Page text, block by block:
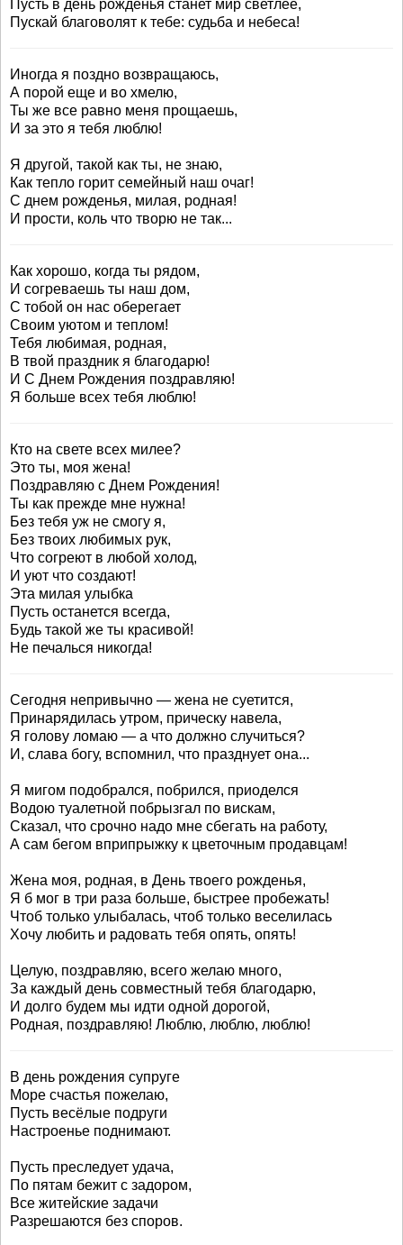
Пусть в день рожденья станет мир светлее,
Пускай благоволят к тебе: судьба и небеса!
Иногда я поздно возвращаюсь,
А порой еще и во хмелю,
Ты же все равно меня прощаешь,
И за это я тебя люблю!
Я другой, такой как ты, не знаю,
Как тепло горит семейный наш очаг!
С днем рожденья, милая, родная!
И прости, коль что творю не так...
Как хорошо, когда ты рядом,
И согреваешь ты наш дом,
С тобой он нас оберегает
Своим уютом и теплом!
Тебя любимая, родная,
В твой праздник я благодарю!
И С Днем Рождения поздравляю!
Я больше всех тебя люблю!
Кто на свете всех милее?
Это ты, моя жена!
Поздравляю с Днем Рождения!
Ты как прежде мне нужна!
Без тебя уж не смогу я,
Без твоих любимых рук,
Что согреют в любой холод,
И уют что создают!
Эта милая улыбка
Пусть останется всегда,
Будь такой же ты красивой!
Не печалься никогда!
Сегодня непривычно — жена не суетится,
Принарядилась утром, прическу навела,
Я голову ломаю — а что должно случиться?
И, слава богу, вспомнил, что празднует она...
Я мигом подобрался, побрился, приоделся
Водою туалетной побрызгал по вискам,
Сказал, что срочно надо мне сбегать на работу,
А сам бегом вприпрыжку к цветочным продавцам!
Жена моя, родная, в День твоего рожденья,
Я б мог в три раза больше, быстрее пробежать!
Чтоб только улыбалась, чтоб только веселилась
Хочу любить и радовать тебя опять, опять!
Целую, поздравляю, всего желаю много,
За каждый день совместный тебя благодарю,
И долго будем мы идти одной дорогой,
Родная, поздравляю! Люблю, люблю, люблю!
В день рождения супруге
Море счастья пожелаю,
Пусть весёлые подруги
Настроенье поднимают.
Пусть преследует удача,
По пятам бежит с задором,
Все житейские задачи
Разрешаются без споров.